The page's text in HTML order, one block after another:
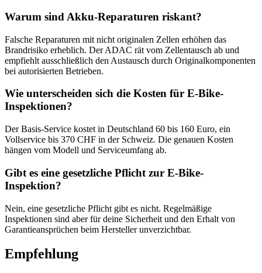
Warum sind Akku-Reparaturen riskant?
Falsche Reparaturen mit nicht originalen Zellen erhöhen das
Brandrisiko erheblich. Der ADAC rät vom Zellentausch ab und
empfiehlt ausschließlich den Austausch durch Originalkomponenten
bei autorisierten Betrieben.
Wie unterscheiden sich die Kosten für E-Bike-
Inspektionen?
Der Basis-Service kostet in Deutschland 60 bis 160 Euro, ein
Vollservice bis 370 CHF in der Schweiz. Die genauen Kosten
hängen vom Modell und Serviceumfang ab.
Gibt es eine gesetzliche Pflicht zur E-Bike-
Inspektion?
Nein, eine gesetzliche Pflicht gibt es nicht. Regelmäßige
Inspektionen sind aber für deine Sicherheit und den Erhalt von
Garantieansprüchen beim Hersteller unverzichtbar.
Empfehlung